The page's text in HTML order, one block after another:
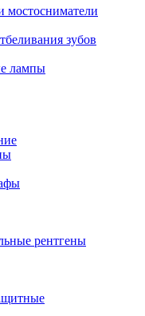
мостосниматели
зубов
лампы
рентгены